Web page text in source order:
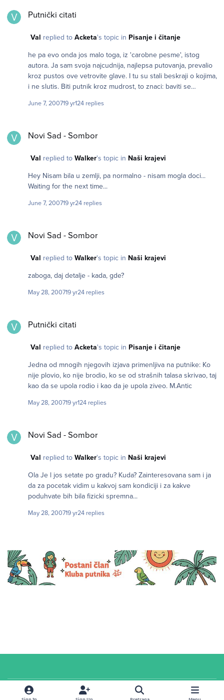
stanice do aerodroma, ali ni to istrazivanje nije urodilo
transfer do surcina od bg buske/vozne stanice? U krajnjoj
odgovora, ima li neka dobra dusa koja bi se u cetvrtak pre
podne nasla na bg stanici i uputila Anne u neki od regulanih
taksija, da ne uleti od neki od onih pljackasa koji nisu u
udruzenjima.. Ona je sirota umetnica, ko i mi... Smiley Fala! V.
Smiley
Putnički citati
Val replied to Acketa's topic in Pisanje i čitanje
he pa evo onda jos malo toga, iz 'carobne pesme', istog
autora. Ja sam svoja najcudnija, najlepsa putovanja, prevalio
kroz pustos ove vetrovite glave. I tu su stali beskraji o kojima,
i ne slutis. Biti putnik kroz mudrost, to znaci: baviti se
June 7, 200719 yr124 replies
Novi Sad - Sombor
Val replied to Walker's topic in Naši krajevi
Hey Nisam bila u zemlji, pa normalno - nisam mogla doci...
Waiting for the next time...
June 7, 200719 yr24 replies
Novi Sad - Sombor
Val replied to Walker's topic in Naši krajevi
zaboga, daj detalje - kada, gde?
May 28, 200719 yr24 replies
Putnički citati
Val replied to Acketa's topic in Pisanje i čitanje
Jedna od mnogih njegovih izjava primenljiva na putnike: Ko
nije plovio, ko nije brodio, ko se od strašnih talasa skrivao, taj
kao da se upola rodio i kao da je upola ziveo. M.Antic
May 28, 200719 yr124 replies
Novi Sad - Sombor
Val replied to Walker's topic in Naši krajevi
Ola Je l jos setate po gradu? Kuda? Zainteresovana sam i ja
da za pocetak vidim u kakvoj sam kondiciji i za kakve
poduhvate bih bila fizicki spremna...
May 28, 200719 yr24 replies
© 2026 Klub putnika. Sva prava zadržana. Sadržaj u
sekciji i na